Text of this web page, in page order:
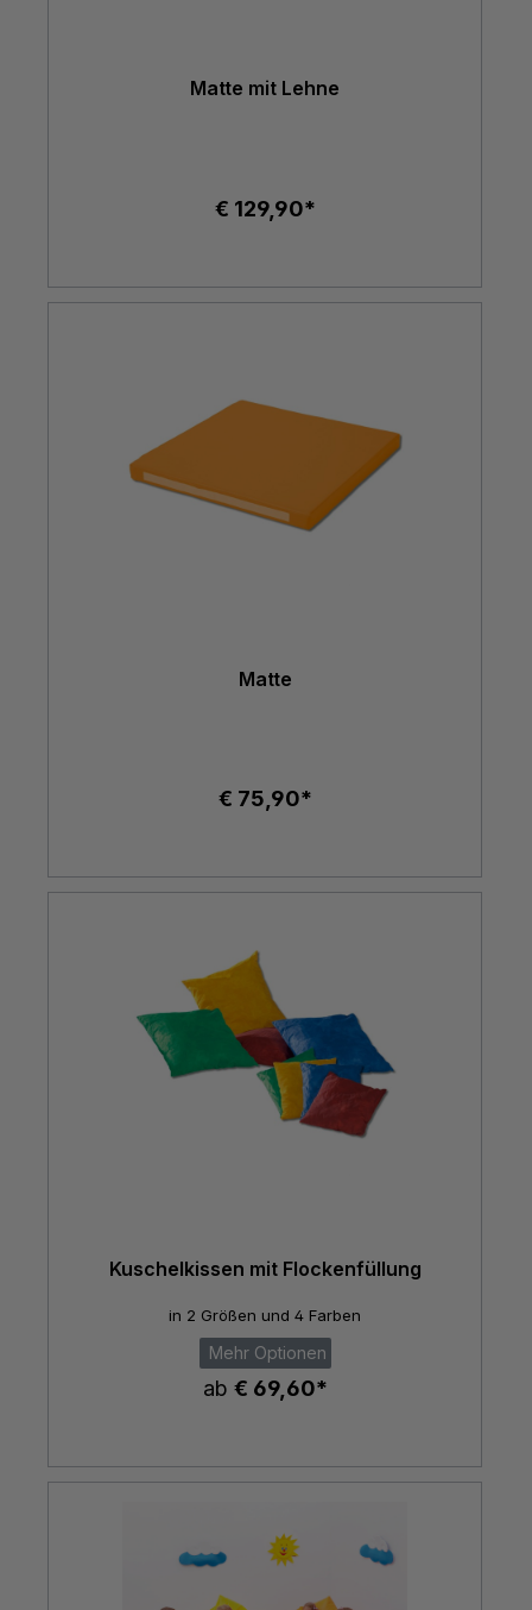
Matte mit Lehne
€ 129,90*
Matte
€ 75,90*
Kuschelkissen mit Flockenfüllung
in 2 Größen und 4 Farben
Mehr Optionen
ab € 69,60*